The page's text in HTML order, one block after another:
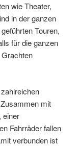
wie Theater,
in der ganzen
Touren,
für die ganzen
mit
einer
Fahrräder fallen
verbunden ist